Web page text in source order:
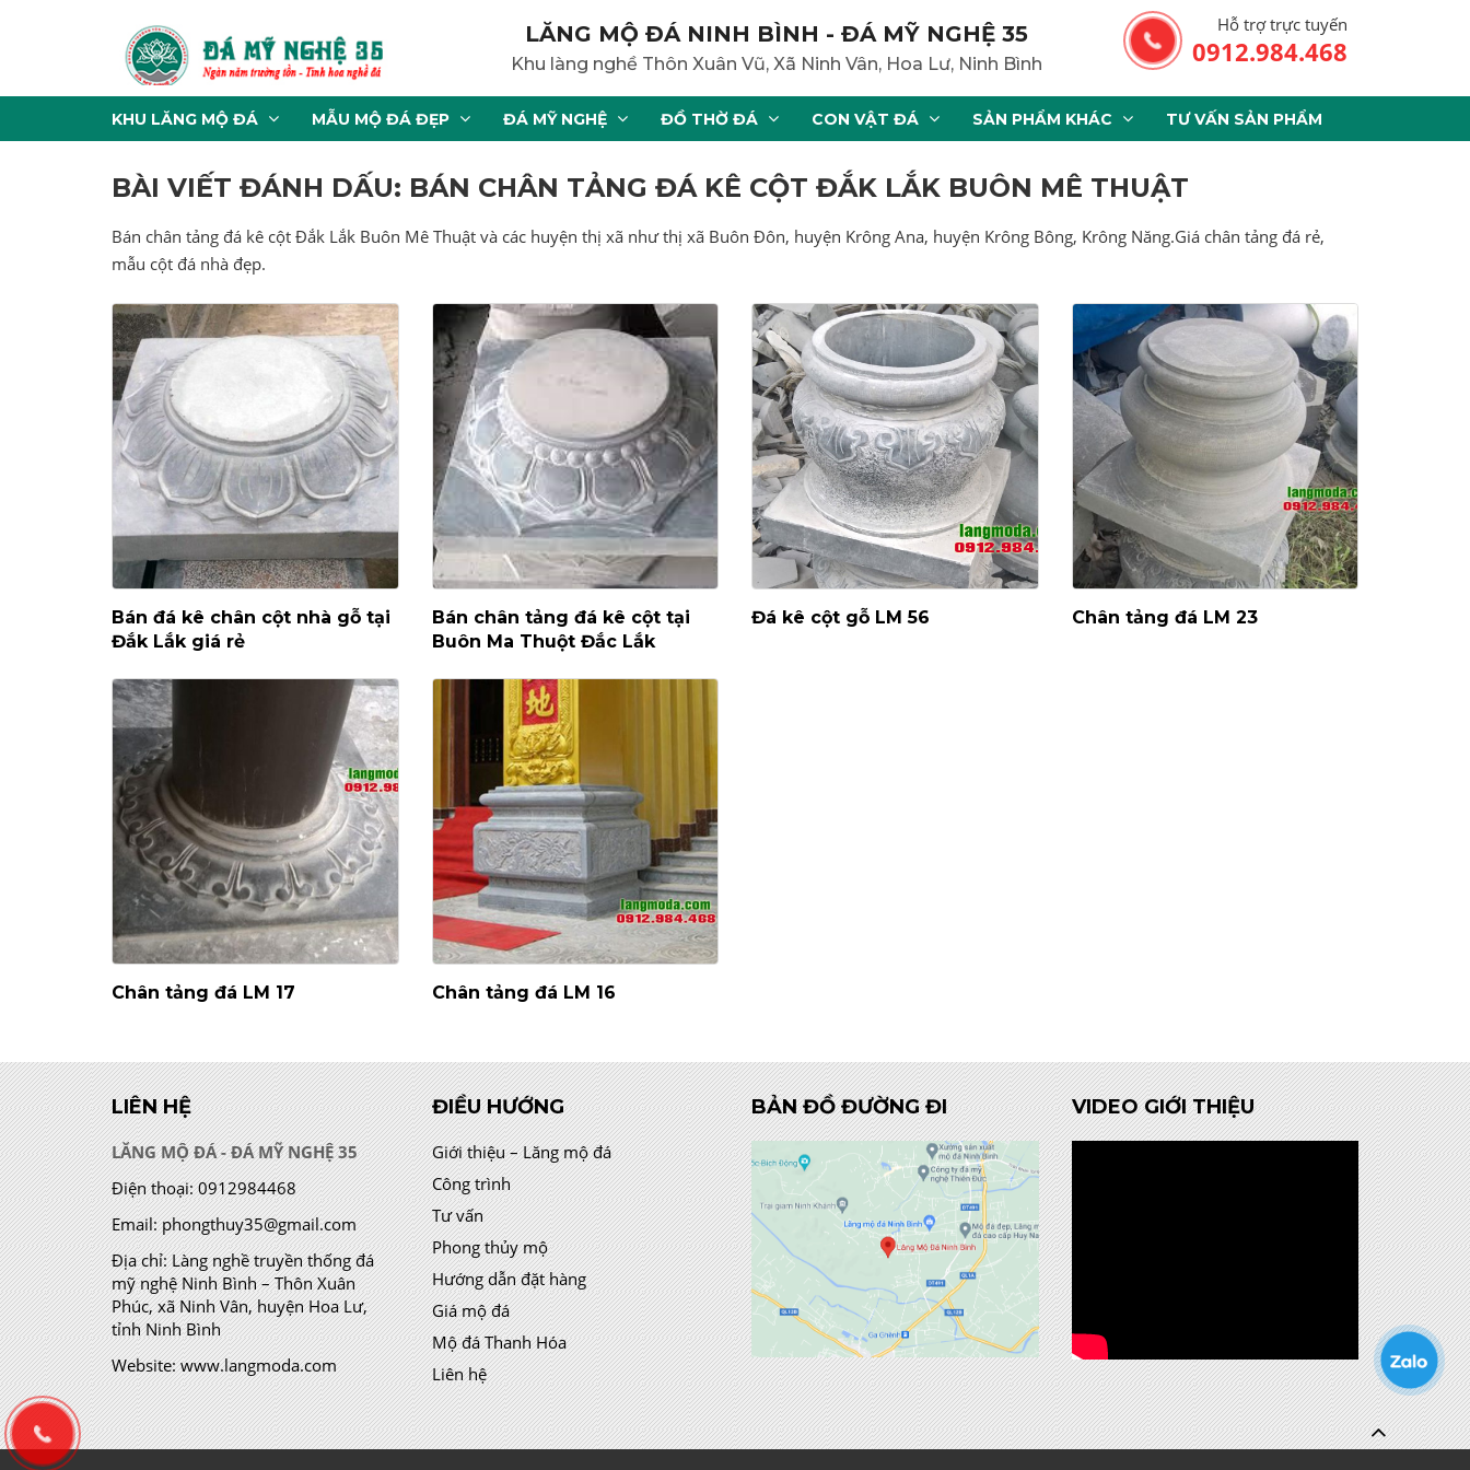
LĂNG MỘ ĐÁ NINH BÌNH - ĐÁ MỸ NGHỆ 35
Khu làng nghề Thôn Xuân Vũ, Xã Ninh Vân, Hoa Lư, Ninh Bình
Hỗ trợ trực tuyến
0912.984.468
KHU LĂNG MỘ ĐÁ MẪU MỘ ĐÁ ĐẸP ĐÁ MỸ NGHỆ ĐỒ THỜ ĐÁ CON VẬT ĐÁ SẢN PHẨM KHÁC TƯ VẤN SẢN PHẨM
BÀI VIẾT ĐÁNH DẤU: BÁN CHÂN TẢNG ĐÁ KÊ CỘT ĐẮK LẮK BUÔN MÊ THUẬT
Bán chân tảng đá kê cột Đắk Lắk Buôn Mê Thuật và các huyện thị xã như thị xã Buôn Đôn, huyện Krông Ana, huyện Krông Bông, Krông Năng.Giá chân tảng đá rẻ,
mẫu cột đá nhà đẹp.
Bán đá kê chân cột nhà gỗ tại
Đắk Lắk giá rẻ
Bán chân tảng đá kê cột tại
Buôn Ma Thuột Đắc Lắk
Đá kê cột gỗ LM 56 Chân tảng đá LM 23
Chân tảng đá LM 17 Chân tảng đá LM 16
LIÊN HỆ
LĂNG MỘ ĐÁ - ĐÁ MỸ NGHỆ 35
Điện thoại: 0912984468
Email: phongthuy35@gmail.com
Địa chỉ:Làng nghề truyền thống đá
mỹ nghệ Ninh Bình – Thôn Xuân
Phúc, xã Ninh Vân, huyện Hoa Lư,
tỉnh Ninh Bình
Website: www.langmoda.com
ĐIỀU HƯỚNG
Giới thiệu – Lăng mộ đá
Công trình
Tư vấn
Phong thủy mộ
Hướng dẫn đặt hàng
Giá mộ đá
Mộ đá Thanh Hóa
Liên hệ
BẢN ĐỒ ĐƯỜNG ĐI VIDEO GIỚI THIỆU